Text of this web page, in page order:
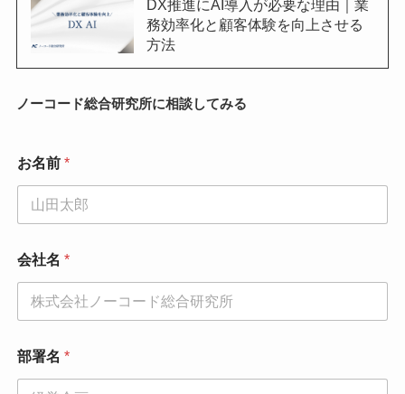
DX推進にAI導入が必要な理由｜業
務効率化と顧客体験を向上させる
方法
ノーコード総合研究所に相談してみる
お名前 *
会社名 *
部署名 *